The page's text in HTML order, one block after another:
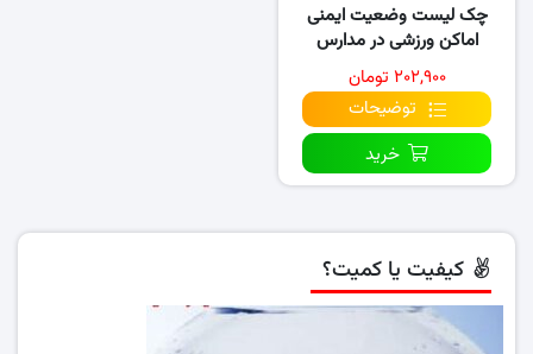
چک لیست وضعیت ایمنی
اماکن ورزشی در مدارس
۲۰۲,۹۰۰ تومان
توضیحات
خرید
کیفیت یا کمیت؟